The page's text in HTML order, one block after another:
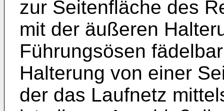
zur Seitenfläche des
mit der äußeren
Führungsösen
Halterung von einer
der das Laufnetz